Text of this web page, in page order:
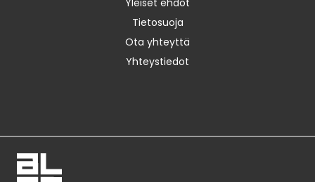
Yleiset ehdot
Tietosuoja
Ota yhteyttä
Yhteystiedot